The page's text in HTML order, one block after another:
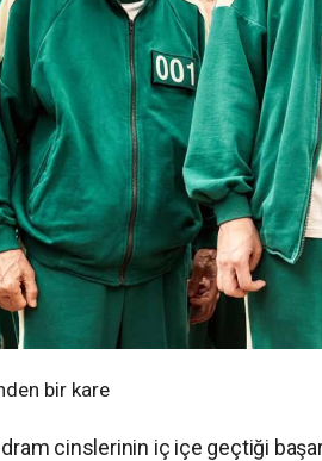
bir kare
cinslerinin iç içe geçtiği